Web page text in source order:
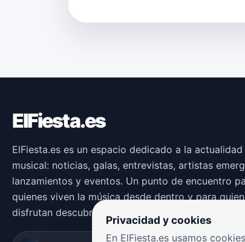
ElFiesta.es
ElFiesta.es es un espacio dedicado a la actualidad
musical: noticias, galas, entrevistas, artistas
lanzamientos y eventos. Un punto de encuentro
quienes viven la música desde dentro y para
disfrutan descubriendo nuevas propuestas.
Privacidad y cookies
En ElFiesta.es usamos